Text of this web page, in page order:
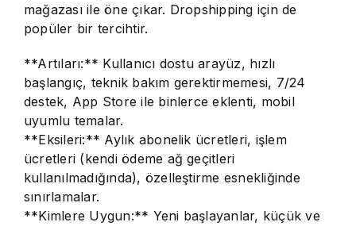
mağazası ile öne çıkar. Dropshipping için de
popüler bir tercihtir.
**Artıları:** Kullanıcı dostu arayüz, hızlı
başlangıç, teknik bakım gerektirmemesi, 7/24
destek, App Store ile binlerce eklenti, mobil
uyumlu temalar.
**Eksileri:** Aylık abonelik ücretleri, işlem
ücretleri (kendi ödeme ağ geçitleri
kullanılmadığında), özelleştirme esnekliğinde
sınırlamalar.
**Kimlere Uygun:** Yeni başlayanlar, küçük ve